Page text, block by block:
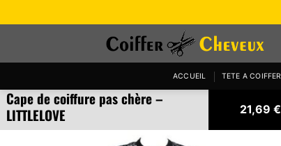
au
ACCUEIL TETE A COIFFER
Cape de coiffure pas chère –
LITTLELOVE
21,69 €